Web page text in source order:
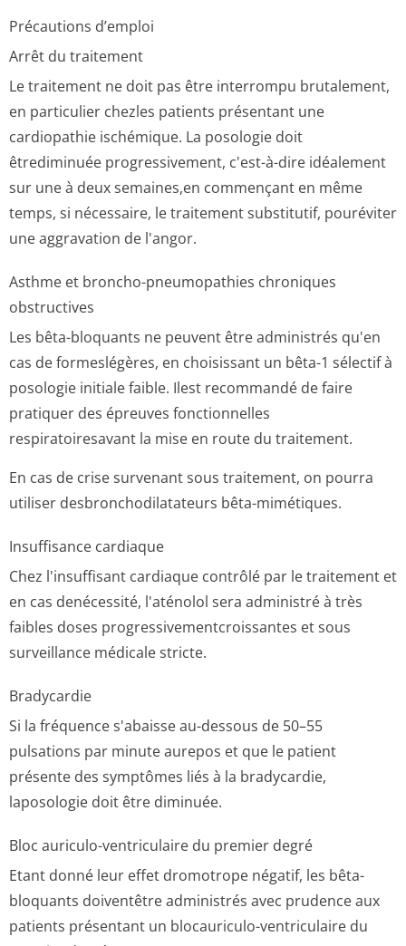
Précautions d’emploi
Arrêt du traitement
Le traitement ne doit pas être interrompu brutalement,
en particulier chezles patients présentant une
cardiopathie ischémique. La posologie doit
êtrediminuée progressivement, c'est-à-dire idéalement
sur une à deux semaines,en commençant en même
temps, si nécessaire, le traitement substitutif, pouréviter
une aggravation de l'angor.
Asthme et broncho-pneumopathies chroniques
obstructives
Les bêta-bloquants ne peuvent être administrés qu'en
cas de formeslégères, en choisissant un bêta-1 sélectif à
posologie initiale faible. Ilest recommandé de faire
pratiquer des épreuves fonctionnelles
respiratoiresavant la mise en route du traitement.
En cas de crise survenant sous traitement, on pourra
utiliser desbronchodila­tateurs bêta-mimétiques.
Insuffisance cardiaque
Chez l'insuffisant cardiaque contrôlé par le traitement et
en cas denécessité, l'aténolol sera administré à très
faibles doses progressivemen­tcroissantes et sous
surveillance médicale stricte.
Bradycardie
Si la fréquence s'abaisse au-dessous de 50–55
pulsations par minute aurepos et que le patient
présente des symptômes liés à la bradycardie,
laposologie doit être diminuée.
Bloc auriculo-ventriculaire du premier degré
Etant donné leur effet dromotrope négatif, les bêta-
bloquants doiventêtre administrés avec prudence aux
patients présentant un blocauriculo-ventriculaire du